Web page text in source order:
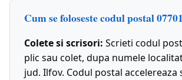
Cum se foloseste codul postal
Colete si scrisori: Scrieti codul
plic sau colet, dupa numele
jud. Ilfov. Codul postal accelereaza